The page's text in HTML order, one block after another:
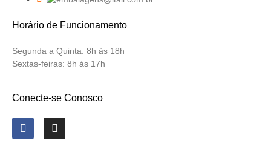
Horário de Funcionamento
Segunda a Quinta: 8h às 18h
Sextas-feiras: 8h às 17h
Conecte-se Conosco